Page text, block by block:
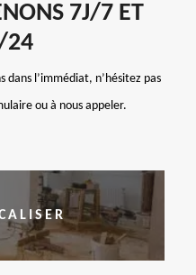
7J/7 ET
24
dans l’immédiat, n’hésitez pas
ou à nous appeler.